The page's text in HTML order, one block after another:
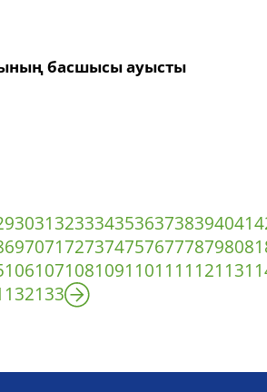
басшысы ауысты
303132333435363738394041
69707172737475767778798081
106107108109110111 112113
132133